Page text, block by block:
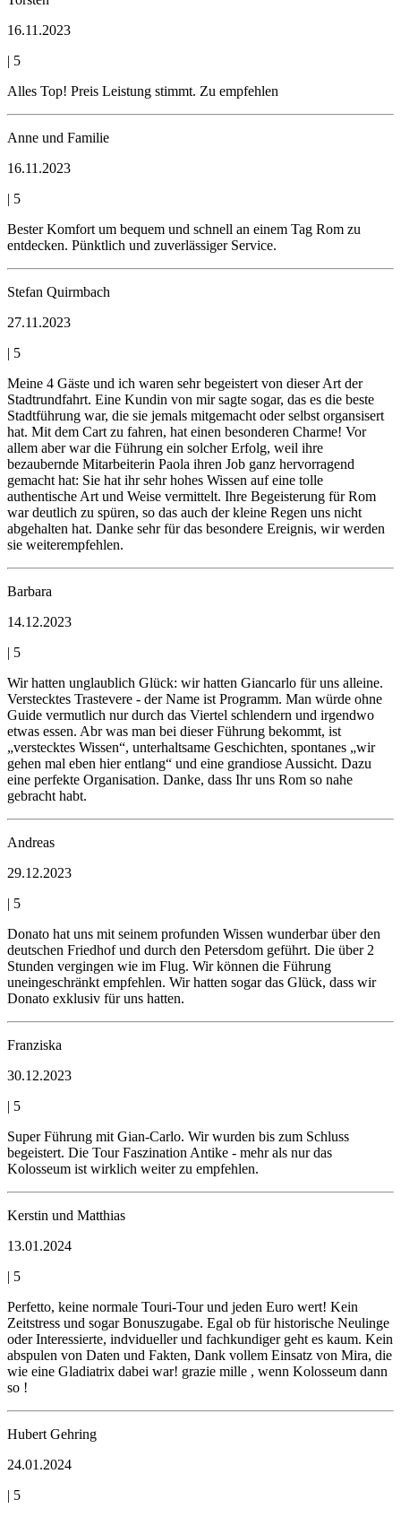
16.11.2023
| 5
Alles Top! Preis Leistung stimmt. Zu empfehlen
Anne und Familie
16.11.2023
| 5
Bester Komfort um bequem und schnell an einem Tag Rom zu
entdecken. Pünktlich und zuverlässiger Service.
Stefan Quirmbach
27.11.2023
| 5
Meine 4 Gäste und ich waren sehr begeistert von dieser Art der
Stadtrundfahrt. Eine Kundin von mir sagte sogar, das es die beste
Stadtführung war, die sie jemals mitgemacht oder selbst organsisert
hat. Mit dem Cart zu fahren, hat einen besonderen Charme! Vor
allem aber war die Führung ein solcher Erfolg, weil ihre
bezaubernde Mitarbeiterin Paola ihren Job ganz hervorragend
gemacht hat: Sie hat ihr sehr hohes Wissen auf eine tolle
authentische Art und Weise vermittelt. Ihre Begeisterung für Rom
war deutlich zu spüren, so das auch der kleine Regen uns nicht
abgehalten hat. Danke sehr für das besondere Ereignis, wir werden
sie weiterempfehlen.
Barbara
14.12.2023
| 5
Wir hatten unglaublich Glück: wir hatten Giancarlo für uns alleine.
Verstecktes Trastevere - der Name ist Programm. Man würde ohne
Guide vermutlich nur durch das Viertel schlendern und irgendwo
etwas essen. Abr was man bei dieser Führung bekommt, ist
„verstecktes Wissen“, unterhaltsame Geschichten, spontanes „wir
gehen mal eben hier entlang“ und eine grandiose Aussicht. Dazu
eine perfekte Organisation. Danke, dass Ihr uns Rom so nahe
gebracht habt.
Andreas
29.12.2023
| 5
Donato hat uns mit seinem profunden Wissen wunderbar über den
deutschen Friedhof und durch den Petersdom geführt. Die über 2
Stunden vergingen wie im Flug. Wir können die Führung
uneingeschränkt empfehlen. Wir hatten sogar das Glück, dass wir
Donato exklusiv für uns hatten.
Franziska
30.12.2023
| 5
Super Führung mit Gian-Carlo. Wir wurden bis zum Schluss
begeistert. Die Tour Faszination Antike - mehr als nur das
Kolosseum ist wirklich weiter zu empfehlen.
Kerstin und Matthias
13.01.2024
| 5
Perfetto, keine normale Touri-Tour und jeden Euro wert! Kein
Zeitstress und sogar Bonuszugabe. Egal ob für historische Neulinge
oder Interessierte, indvidueller und fachkundiger geht es kaum. Kein
abspulen von Daten und Fakten, Dank vollem Einsatz von Mira, die
wie eine Gladiatrix dabei war! grazie mille , wenn Kolosseum dann
so !
Hubert Gehring
24.01.2024
| 5